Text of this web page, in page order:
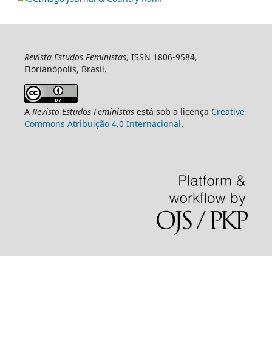
Revista Estudos Feministas, ISSN 1806-9584,
Florianópolis, Brasil.
A Revista Estudos Feministasestá sob a licença Creative
Commons Atribuição 4.0 Internacional.